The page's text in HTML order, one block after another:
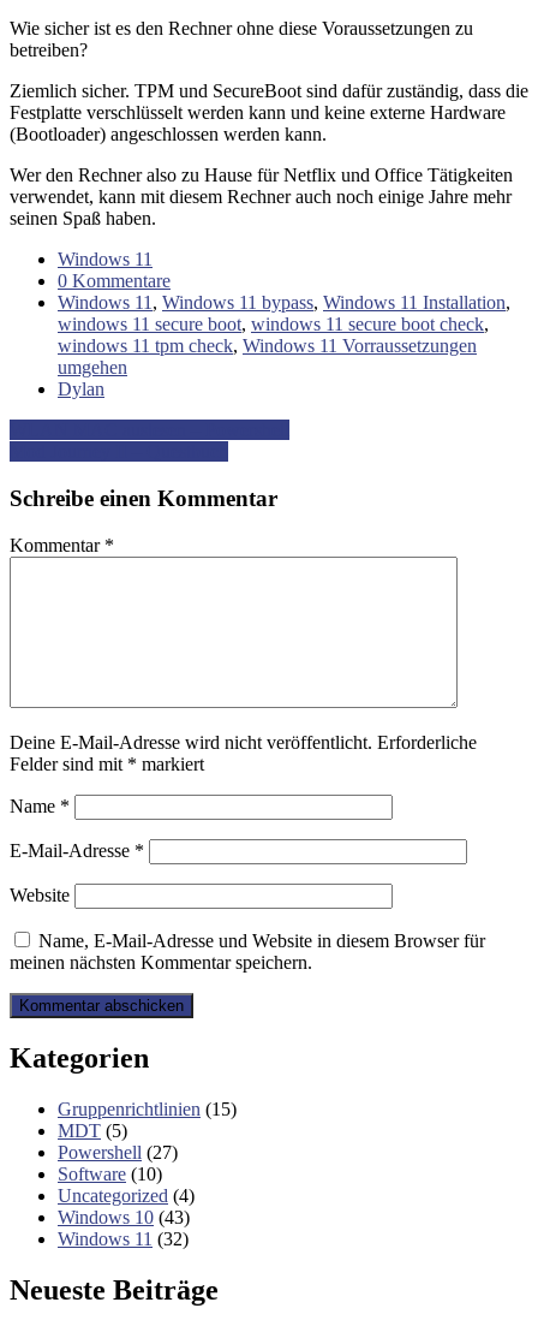
Wie sicher ist es den Rechner ohne diese Voraussetzungen zu
betreiben?
Ziemlich sicher. TPM und SecureBoot sind dafür zuständig, dass die
Festplatte verschlüsselt werden kann und keine externe Hardware
(Bootloader) angeschlossen werden kann.
Wer den Rechner also zu Hause für Netflix und Office Tätigkeiten
verwendet, kann mit diesem Rechner auch noch einige Jahre mehr
seinen Spaß haben.
Windows 11
0 Kommentare
Windows 11 , Windows 11 bypass, Windows 11 Installation,
windows 11 secure boot, windows 11 secure boot check,
windows 11 tpm check, Windows 11 Vorraussetzungen
umgehen
Dylan
Navigation
Schreibe einen Kommentar
Kommentar *
Deine E-Mail-Adresse wird nicht veröffentlicht. Erforderliche
Felder sind mit * markiert
Name *
E-Mail-Adresse *
Website
Name, E-Mail-Adresse und Website in diesem Browser für
meinen nächsten Kommentar speichern.
Kategorien
Gruppenrichtlinien (15)
MDT (5)
Powershell (27)
Software (10)
Uncategorized (4)
Windows 10 (43)
Windows 11 (32)
Neueste Beiträge